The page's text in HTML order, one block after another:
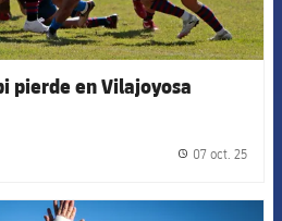
pierde en Vilajoyosa
07 oct. 25
FCB Barcelona badge